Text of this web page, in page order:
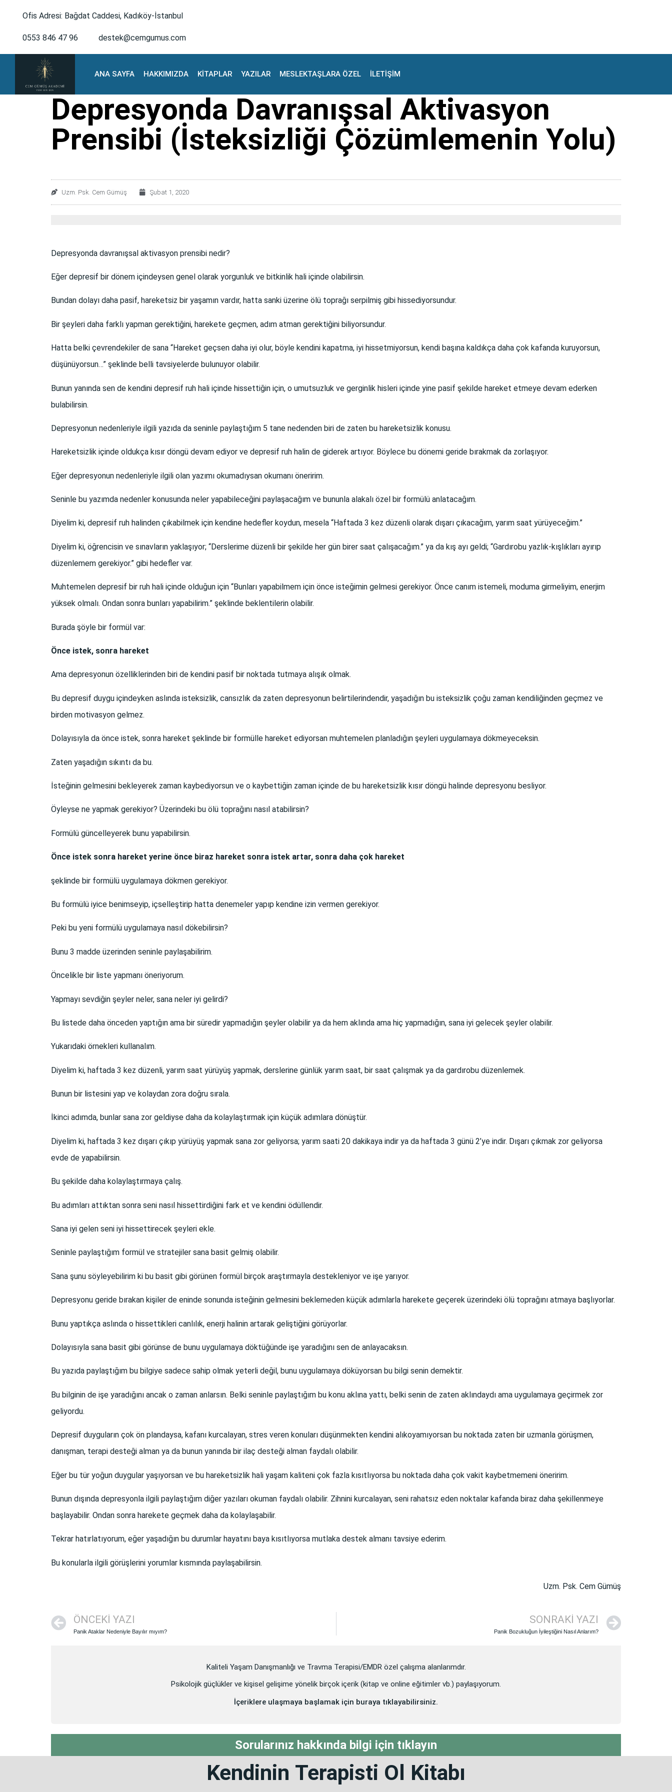
Ofis Adresi: Bağdat Caddesi, Kadıköy-İstanbul
0553 846 47 96 destek@cemgumus.com
ANA SAYFA HAKKIMIZDA KİTAPLAR YAZILAR MESLEKTAŞLARA ÖZEL İLETİŞİM
Depresyonda Davranışsal Aktivasyon
Prensibi (İsteksizliği Çözümlemenin Yolu)
Uzm. Psk. Cem Gümüş Şubat 1, 2020
Depresyonda davranışsal aktivasyon prensibi nedir?
Eğer depresif bir dönem içindeysen genel olarak yorgunluk ve bitkinlik hali içinde olabilirsin.
Bundan dolayı daha pasif, hareketsiz bir yaşamın vardır, hatta sanki üzerine ölü toprağı serpilmiş gibi hissediyorsundur.
Bir şeyleri daha farklı yapman gerektiğini, harekete geçmen, adım atman gerektiğini biliyorsundur.
Hatta belki çevrendekiler de sana “Hareket geçsen daha iyi olur, böyle kendini kapatma, iyi hissetmiyorsun, kendi başına kaldıkça daha çok kafanda kuruyorsun,
düşünüyorsun…” şeklinde belli tavsiyelerde bulunuyor olabilir.
Bunun yanında sen de kendini depresif ruh hali içinde hissettiğin için, o umutsuzluk ve gerginlik hisleri içinde yine pasif şekilde hareket etmeye devam ederken
bulabilirsin.
Depresyonun nedenleriyle ilgili yazıda da seninle paylaştığım 5 tane nedenden biri de zaten bu hareketsizlik konusu.
Hareketsizlik içinde oldukça kısır döngü devam ediyor ve depresif ruh halin de giderek artıyor. Böylece bu dönemi geride bırakmak da zorlaşıyor.
Eğer depresyonun nedenleriyle ilgili olan yazımı okumadıysan okumanı öneririm.
Seninle bu yazımda nedenler konusunda neler yapabileceğini paylaşacağım ve bununla alakalı özel bir formülü anlatacağım.
Diyelim ki, depresif ruh halinden çıkabilmek için kendine hedefler koydun, mesela “Haftada 3 kez düzenli olarak dışarı çıkacağım, yarım saat yürüyeceğim.”
Diyelim ki, öğrencisin ve sınavların yaklaşıyor; “Derslerime düzenli bir şekilde her gün birer saat çalışacağım.” ya da kış ayı geldi; “Gardırobu yazlık-kışlıkları ayırıp
düzenlemem gerekiyor.” gibi hedefler var.
Muhtemelen depresif bir ruh hali içinde olduğun için “Bunları yapabilmem için önce isteğimin gelmesi gerekiyor. Önce canım istemeli, moduma girmeliyim, enerjim
yüksek olmalı. Ondan sonra bunları yapabilirim.” şeklinde beklentilerin olabilir.
Burada şöyle bir formül var:
Önce istek, sonra hareket
Ama depresyonun özelliklerinden biri de kendini pasif bir noktada tutmaya alışık olmak.
Bu depresif duygu içindeyken aslında isteksizlik, cansızlık da zaten depresyonun belirtilerindendir, yaşadığın bu isteksizlik çoğu zaman kendiliğinden geçmez ve
birden motivasyon gelmez.
Dolayısıyla da önce istek, sonra hareket şeklinde bir formülle hareket ediyorsan muhtemelen planladığın şeyleri uygulamaya dökmeyeceksin.
Zaten yaşadığın sıkıntı da bu.
İsteğinin gelmesini bekleyerek zaman kaybediyorsun ve o kaybettiğin zaman içinde de bu hareketsizlik kısır döngü halinde depresyonu besliyor.
Öyleyse ne yapmak gerekiyor? Üzerindeki bu ölü toprağını nasıl atabilirsin?
Formülü güncelleyerek bunu yapabilirsin.
Önce istek sonra hareket yerine önce biraz hareket sonra istek artar, sonra daha çok hareket
şeklinde bir formülü uygulamaya dökmen gerekiyor.
Bu formülü iyice benimseyip, içselleştirip hatta denemeler yapıp kendine izin vermen gerekiyor.
Peki bu yeni formülü uygulamaya nasıl dökebilirsin?
Bunu 3 madde üzerinden seninle paylaşabilirim.
Öncelikle bir liste yapmanı öneriyorum.
Yapmayı sevdiğin şeyler neler, sana neler iyi gelirdi?
Bu listede daha önceden yaptığın ama bir süredir yapmadığın şeyler olabilir ya da hem aklında ama hiç yapmadığın, sana iyi gelecek şeyler olabilir.
Yukarıdaki örnekleri kullanalım.
Diyelim ki, haftada 3 kez düzenli, yarım saat yürüyüş yapmak, derslerine günlük yarım saat, bir saat çalışmak ya da gardırobu düzenlemek.
Bunun bir listesini yap ve kolaydan zora doğru sırala.
İkinci adımda, bunlar sana zor geldiyse daha da kolaylaştırmak için küçük adımlara dönüştür.
Diyelim ki, haftada 3 kez dışarı çıkıp yürüyüş yapmak sana zor geliyorsa; yarım saati 20 dakikaya indir ya da haftada 3 günü 2’ye indir. Dışarı çıkmak zor geliyorsa
evde de yapabilirsin.
Bu şekilde daha kolaylaştırmaya çalış.
Bu adımları attıktan sonra seni nasıl hissettirdiğini fark et ve kendini ödüllendir.
Sana iyi gelen seni iyi hissettirecek şeyleri ekle.
Seninle paylaştığım formül ve stratejiler sana basit gelmiş olabilir.
Sana şunu söyleyebilirim ki bu basit gibi görünen formül birçok araştırmayla destekleniyor ve işe yarıyor.
Depresyonu geride bırakan kişiler de eninde sonunda isteğinin gelmesini beklemeden küçük adımlarla harekete geçerek üzerindeki ölü toprağını atmaya başlıyorlar.
Bunu yaptıkça aslında o hissettikleri canlılık, enerji halinin artarak geliştiğini görüyorlar.
Dolayısıyla sana basit gibi görünse de bunu uygulamaya döktüğünde işe yaradığını sen de anlayacaksın.
Bu yazıda paylaştığım bu bilgiye sadece sahip olmak yeterli değil, bunu uygulamaya döküyorsan bu bilgi senin demektir.
Bu bilginin de işe yaradığını ancak o zaman anlarsın. Belki seninle paylaştığım bu konu aklına yattı, belki senin de zaten aklındaydı ama uygulamaya geçirmek zor
geliyordu.
Depresif duyguların çok ön plandaysa, kafanı kurcalayan, stres veren konuları düşünmekten kendini alıkoyamıyorsan bu noktada zaten bir uzmanla görüşmen,
danışman, terapi desteği alman ya da bunun yanında bir ilaç desteği alman faydalı olabilir.
Eğer bu tür yoğun duygular yaşıyorsan ve bu hareketsizlik hali yaşam kaliteni çok fazla kısıtlıyorsa bu noktada daha çok vakit kaybetmemeni öneririm.
Bunun dışında depresyonla ilgili paylaştığım diğer yazıları okuman faydalı olabilir. Zihnini kurcalayan, seni rahatsız eden noktalar kafanda biraz daha şekillenmeye
başlayabilir. Ondan sonra harekete geçmek daha da kolaylaşabilir.
Tekrar hatırlatıyorum, eğer yaşadığın bu durumlar hayatını baya kısıtlıyorsa mutlaka destek almanı tavsiye ederim.
Bu konularla ilgili görüşlerini yorumlar kısmında paylaşabilirsin.
Uzm. Psk. Cem Gümüş
ÖNCEKI YAZI
Panik Ataklar Nedeniyle Bayılır mıyım?
SONRAKI YAZI
Panik Bozukluğun İyileştiğini Nasıl Anlarım?
Kaliteli Yaşam Danışmanlığı ve Travma Terapisi/EMDR özel çalışma alanlarımdır.
Psikolojik güçlükler ve kişisel gelişime yönelik birçok içerik (kitap ve online eğitimler vb.) paylaşıyorum.
İçeriklere ulaşmaya başlamak için buraya tıklayabilirsiniz.
Sorularınız hakkında bilgi için tıklayın
Kendinin Terapisti Ol Kitabı